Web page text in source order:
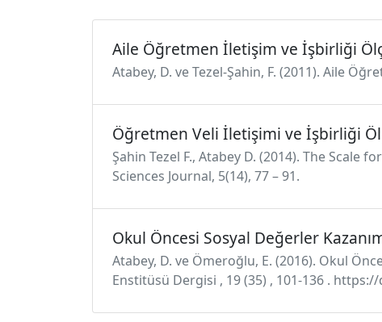
Aile Öğretmen İletişim ve İşbirliği
Atabey, D. ve Tezel-Şahin, F. (2011). Aile
Öğretmen Veli İletişimi ve İşbirliği
Şahin Tezel F., Atabey D. (2014). The Scale
Sciences Journal, 5(14), 77 – 91.
Okul Öncesi Sosyal Değerler
Atabey, D. ve Ömeroğlu, E. (2016). Okul
Enstitüsü Dergisi , 19 (35) , 101-136 .